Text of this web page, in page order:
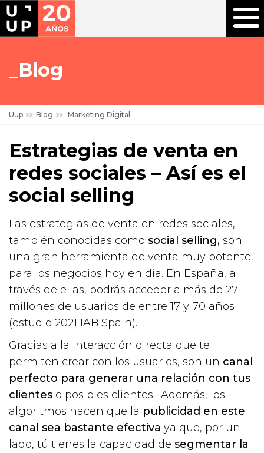
Blog
Uup Blog Marketing Digital
Estrategias de venta en
redes sociales – Así es el
social selling
Las estrategias de venta en redes sociales,
también conocidas como social selling, son
una gran herramienta de venta muy potente
para los negocios hoy en día. En España, a
través de ellas, podrás acceder a más de 27
millones de usuarios de entre 17 y 70 años
(estudio 2021 IAB Spain).
Gracias a la interacción directa que te
permiten crear con los usuarios, son un canal
perfecto para generar una relación con tus
clientes o posibles clientes. Además, los
algoritmos hacen que la publicidad en este
canal sea bastante efectiva ya que, por un
lado, tú tienes la capacidad de segmentar la